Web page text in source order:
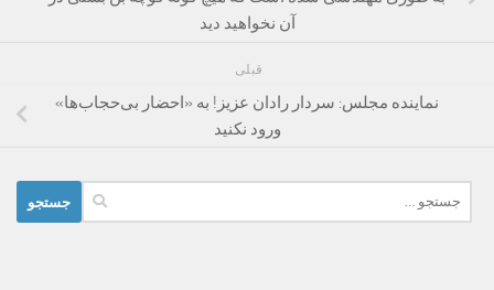
آن نخواهید دید
قبلی
نماینده مجلس: سردار رادان عزیز! به «احضار بی‌حجاب‌ها»
ورود نکنید
برای: